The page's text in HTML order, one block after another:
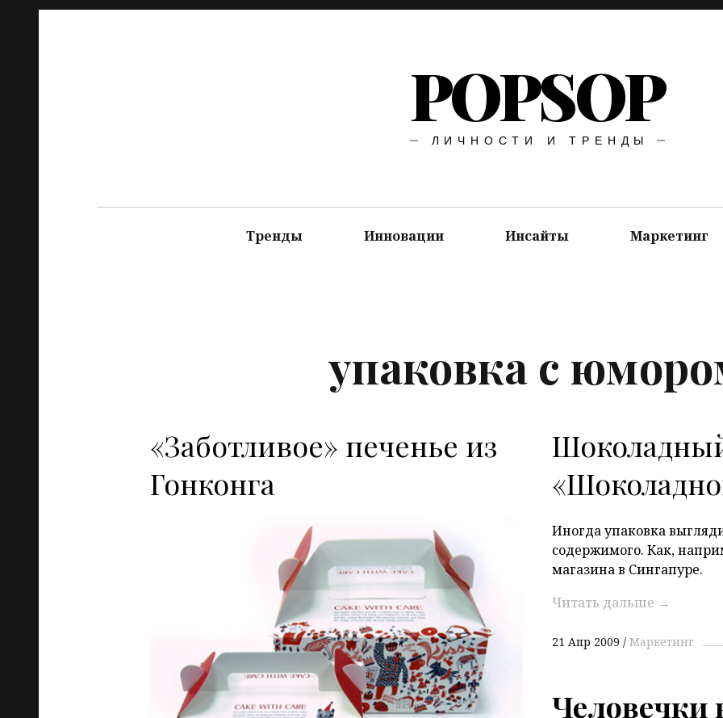
POPSOP
ЛИЧНОСТИ И ТРЕНДЫ
Тренды Инновации Инсайты Маркетинг
упаковка с
«Заботливое» печенье из
Гонконга
P
Иногда упаковка
содержимого. Как,
магазина в Сингапуре.
Читать дальше →
21 Апр 2009 Маркетинг
Человечки